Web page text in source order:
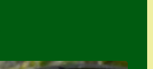
Versand von